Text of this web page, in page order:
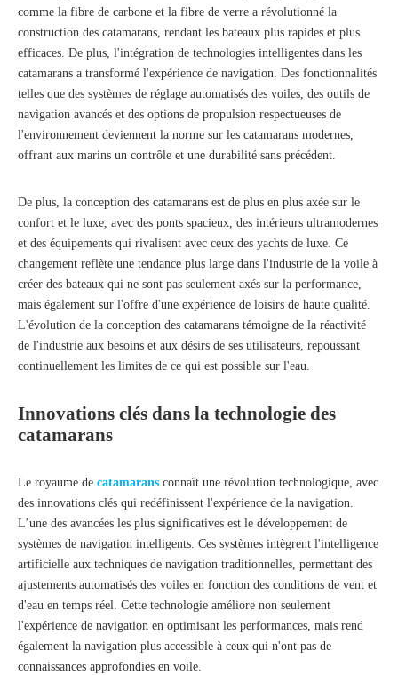
comme la fibre de carbone et la fibre de verre a révolutionné la
construction des catamarans, rendant les bateaux plus rapides et plus
efficaces. De plus, l'intégration de technologies intelligentes dans les
catamarans a transformé l'expérience de navigation. Des fonctionnalités
telles que des systèmes de réglage automatisés des voiles, des outils de
navigation avancés et des options de propulsion respectueuses de
l'environnement deviennent la norme sur les catamarans modernes,
offrant aux marins un contrôle et une durabilité sans précédent.
De plus, la conception des catamarans est de plus en plus axée sur le
confort et le luxe, avec des ponts spacieux, des intérieurs ultramodernes
et des équipements qui rivalisent avec ceux des yachts de luxe. Ce
changement reflète une tendance plus large dans l'industrie de la voile à
créer des bateaux qui ne sont pas seulement axés sur la performance,
mais également sur l'offre d'une expérience de loisirs de haute qualité.
L'évolution de la conception des catamarans témoigne de la réactivité
de l'industrie aux besoins et aux désirs de ses utilisateurs, repoussant
continuellement les limites de ce qui est possible sur l'eau.
Innovations clés dans la technologie des
catamarans
Le royaume de catamarans connaît une révolution technologique, avec
des innovations clés qui redéfinissent l'expérience de la navigation.
L’une des avancées les plus significatives est le développement de
systèmes de navigation intelligents. Ces systèmes intègrent l'intelligence
artificielle aux techniques de navigation traditionnelles, permettant des
ajustements automatisés des voiles en fonction des conditions de vent et
d'eau en temps réel. Cette technologie améliore non seulement
l'expérience de navigation en optimisant les performances, mais rend
également la navigation plus accessible à ceux qui n'ont pas de
connaissances approfondies en voile.